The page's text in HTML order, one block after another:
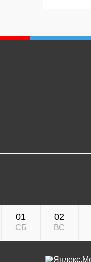
01
СБ
02
ВС